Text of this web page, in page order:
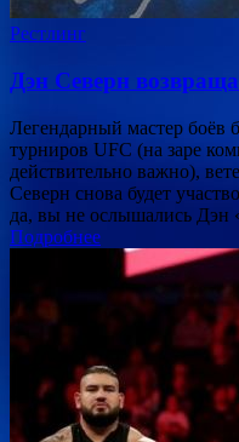
Рестлинг
Дэн Северн
Легендарный мастер боёв
турниров UFC (на заре
действительно важно),
Северн снова будет
да, вы не ослышались
Подробнее